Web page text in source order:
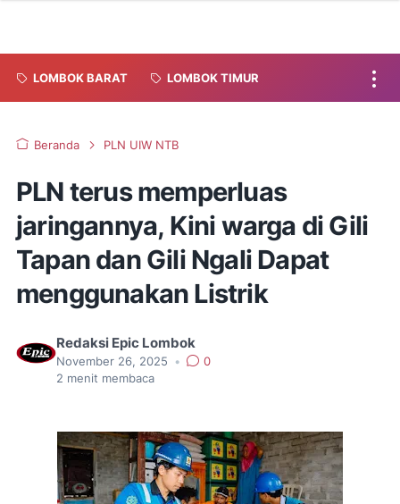
LOMBOK BARAT LOMBOK TIMUR
Beranda PLN UIW NTB
PLN terus memperluas
jaringannya, Kini warga di Gili
Tapan dan Gili Ngali Dapat
menggunakan Listrik
Redaksi Epic Lombok
November 26, 2025 •
0
2 menit membaca